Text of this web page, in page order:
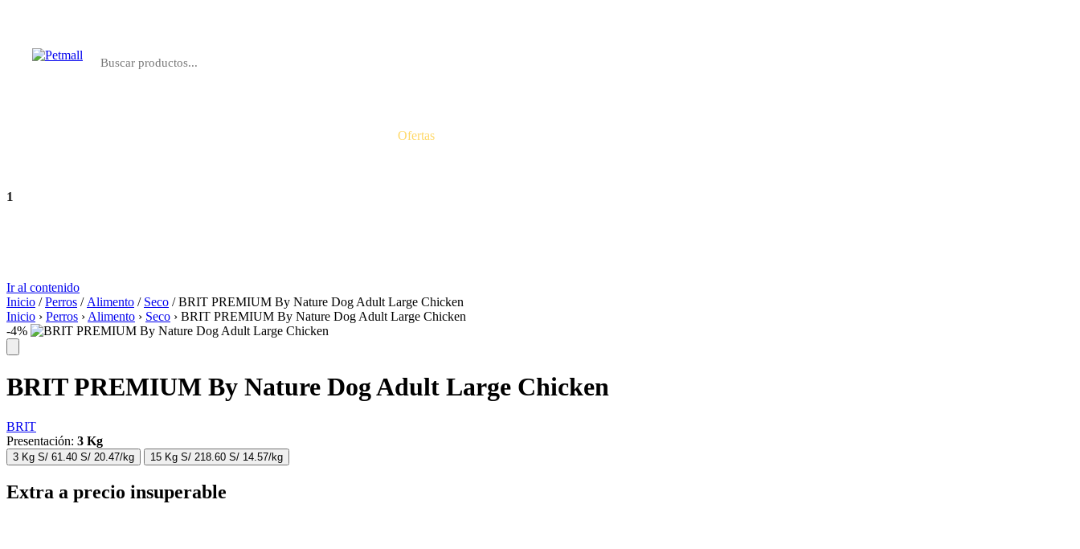
Ofertas
1
Ir al contenido
Inicio /Perros / Alimento / Seco / BRIT PREMIUM By Nature Dog Adult Large Chicken
Inicio › Perros › Alimento › Seco › BRIT PREMIUM By Nature Dog Adult Large Chicken
-4%
BRIT PREMIUM By Nature Dog Adult Large Chicken
BRIT
Presentación: 3 Kg
3 Kg S/ 61.40 S/ 20.47/kg 15 Kg S/ 218.60 S/ 14.57/kg
Extra a precio insuperable